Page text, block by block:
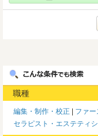
職種
編集・制作・校正 ファー
セラピスト・エステティ